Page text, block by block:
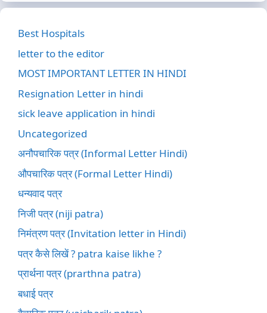
Best Hospitals
letter to the editor
MOST IMPORTANT LETTER IN HINDI
Resignation Letter in hindi
sick leave application in hindi
Uncategorized
अनौपचारिक पत्र (Informal Letter Hindi)
औपचारिक पत्र (Formal Letter Hindi)
धन्यवाद पत्र
निजी पत्र (niji patra)
निमंत्रण पत्र (Invitation letter in Hindi)
पत्र कैसे लिखें ? patra kaise likhe ?
प्रार्थना पत्र (prarthna patra)
बधाई पत्र